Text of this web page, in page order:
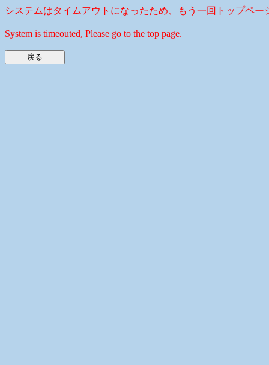
システムはタイムアウトになったため、もう一回トップペー
System is timeouted, Please go to the top page.